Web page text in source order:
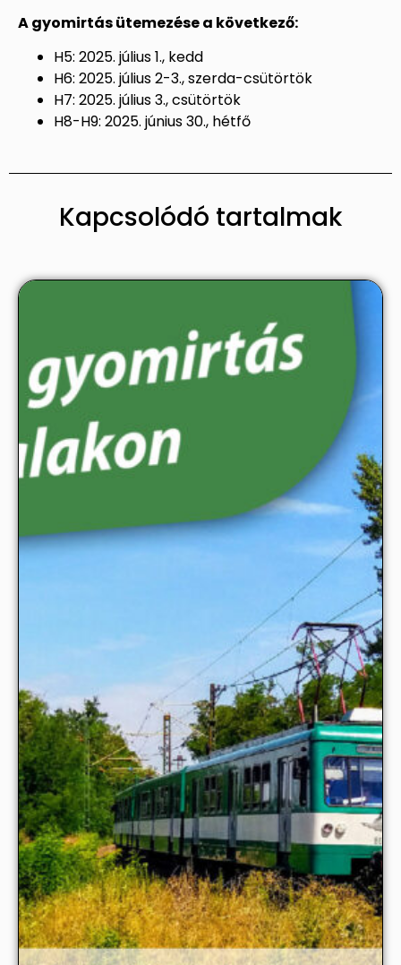
A gyomirtás ütemezése a következő:
H5: 2025. július 1., kedd
H6: 2025. július 2-3., szerda-csütörtök
H7: 2025. július 3., csütörtök
H8-H9: 2025. június 30., hétfő
Kapcsolódó tartalmak